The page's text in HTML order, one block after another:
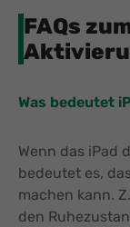
FAQs
Was bedeutet
Wenn das iPad
bedeutet es,
machen kann.
den